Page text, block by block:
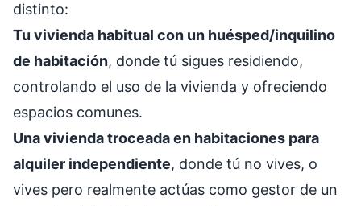
distinto:
Tu vivienda habitual con un huésped/inquilino
de habitación, donde tú sigues residiendo,
controlando el uso de la vivienda y ofreciendo
espacios comunes.
Una vivienda troceada en habitaciones para
alquiler independiente, donde tú no vives, o
vives pero realmente actúas como gestor de un